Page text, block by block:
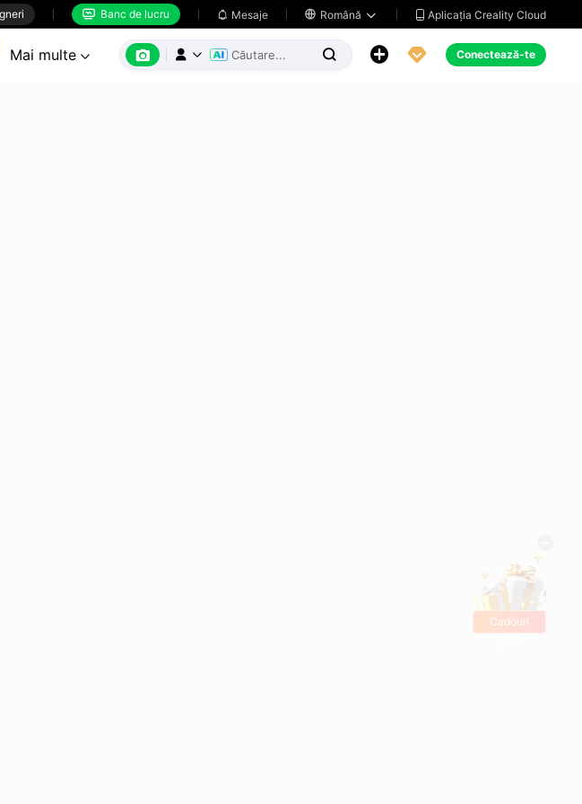
 Banc de lucru  Mesaje  Română   Aplicația Creality Cloud
Mai multe        Conectează-te
Cadouri